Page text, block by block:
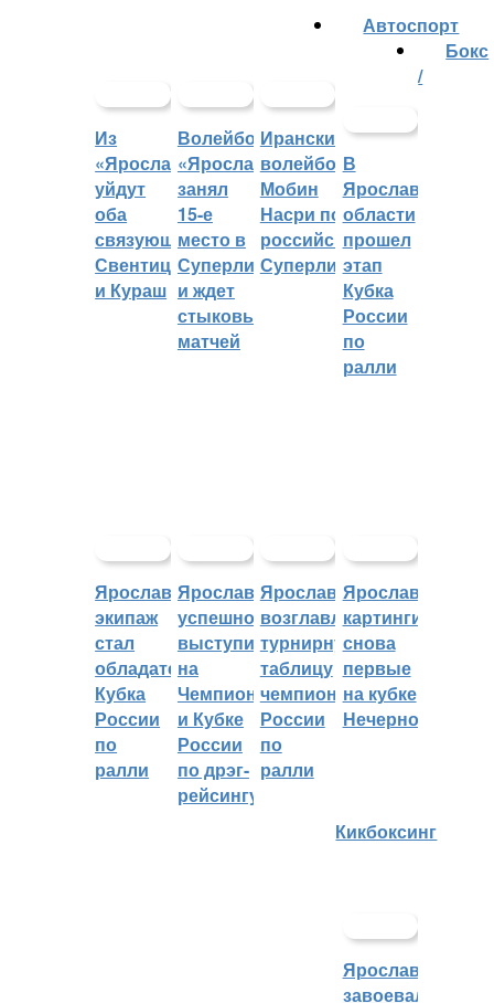
Из
«Ярославича»
уйдут
оба
связующих:
Свентицкис
и Кураш
Волейбольный
«Ярославич»
занял
15-е
место в
Суперлиге
и ждет
стыковых
матчей
Иранский
волейболист
Мобин
Насри покинет
российскую
Суперлигу
Автоспорт
В
Ярославской
области
прошел
этап
Кубка
России
по
ралли
Ярославский
экипаж
стал
обладателем
Кубка
России
по
ралли
Ярославцы
успешно
выступили
на
Чемпионате
и Кубке
России
по дрэг-
рейсингу
Ярославцы
возглавляют
турнирную
таблицу
чемпионата
России
по
ралли
Ярославские
картингисты
снова
первые
на кубке
Нечерноземья
Бокс
/
Кикбоксинг
Ярославцы
завоевали